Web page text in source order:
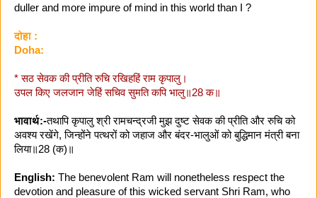
duller and more impure of mind in this world than I ?
दोहा :
Doha:
* सठ सेवक की प्रीति रुचि रखिहहिं राम कृपालु।
उपल किए जलजान जेहिं सचिव सुमति कपि भालु॥28 क॥
भावार्थ:-तथापि कृपालु श्री रामचन्द्रजी मुझ दुष्ट सेवक की प्रीति और रुचि को
अवश्य रखेंगे, जिन्होंने पत्थरों को जहाज और बंदर-भालुओं को बुद्धिमान मंत्री बना
लिया॥28 (क)॥
English: The benevolent Ram will nonetheless respect the
devotion and pleasure of this wicked servant Shri Ram, who